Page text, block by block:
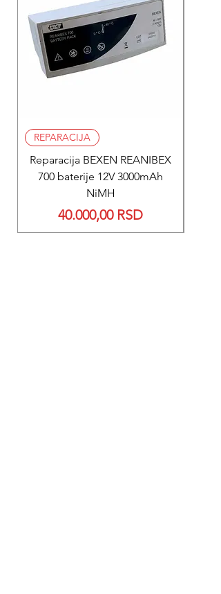
REPARACIJA
Reparacija BEXEN REANIBEX
700 baterije 12V 3000mAh
NiMH
Price
40.000,00 RSD